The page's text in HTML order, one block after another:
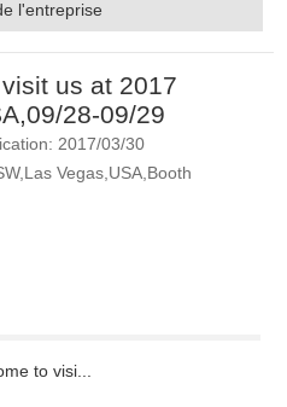
l'entreprise
us at 2017
28-09/29
2017/03/30
Vegas,USA,Booth
to visi...